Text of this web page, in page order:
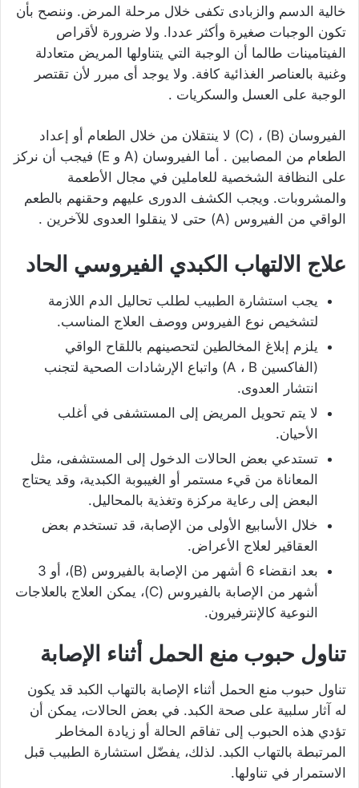
خالية الدسم والزبادى تكفى خلال مرحلة المرض. وننصح بأن
تكون الوجبات صغيرة وأكثر عددا. ولا ضرورة لأقراص
الفيتامينات طالما أن الوجبة التي يتناولها المريض متعادلة
وغنية بالعناصر الغذائية كافة. ولا يوجد أى مبرر لأن تقتصر
الوجبة على العسل والسكريات .
الفيروسان (B) ، (C) لا ينتقلان من خلال الطعام أو إعداد
الطعام من المصابين . أما الفيروسان (A و E) فيجب أن نركز
على النظافة الشخصية للعاملين في مجال الأطعمة
والمشروبات. ويجب الكشف الدورى عليهم وحقنهم بالطعم
الواقي من الفيروس (A) حتى لا ينقلوا العدوى للآخرين .
علاج الالتهاب الكبدي الفيروسي الحاد
يجب استشارة الطبيب لطلب تحاليل الدم اللازمة
لتشخيص نوع الفيروس ووصف العلاج المناسب.
يلزم إبلاغ المخالطين لتحصينهم باللقاح الواقي
(الفاكسين A ، B) واتباع الإرشادات الصحية لتجنب
انتشار العدوى.
لا يتم تحويل المريض إلى المستشفى في أغلب
الأحيان.
تستدعي بعض الحالات الدخول إلى المستشفى، مثل
المعاناة من قيء مستمر أو الغيبوبة الكبدية، وقد يحتاج
البعض إلى رعاية مركزة وتغذية بالمحاليل.
خلال الأسابيع الأولى من الإصابة، قد تستخدم بعض
العقاقير لعلاج الأعراض.
بعد انقضاء 6 أشهر من الإصابة بالفيروس (B)، أو 3
أشهر من الإصابة بالفيروس (C)، يمكن العلاج بالعلاجات
النوعية كالإنترفيرون.
تناول حبوب منع الحمل أثناء الإصابة
تناول حبوب منع الحمل أثناء الإصابة بالتهاب الكبد قد يكون
له آثار سلبية على صحة الكبد. في بعض الحالات، يمكن أن
تؤدي هذه الحبوب إلى تفاقم الحالة أو زيادة المخاطر
المرتبطة بالتهاب الكبد. لذلك، يفضّل استشارة الطبيب قبل
الاستمرار في تناولها.